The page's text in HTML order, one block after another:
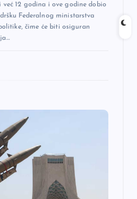
već 12 godina i ove godine dobio
Federalnog ministarstva
čime će biti osiguran